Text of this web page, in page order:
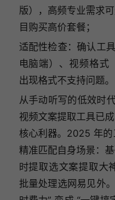
版），高频专业需求
目购买高价套餐；
适配性检查：确认工
电脑端）、视频格式
出现格式不支持问题。
从手动听写的低效时
视频文案提取工具已
核心利器。2025 年的
精准匹配自身场景：
时提取选文案提取大
批量处理选网易见外